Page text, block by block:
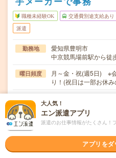
職種未経験OK 交通費別途支給あり
派遣
勤務地
愛知県豊明市
中京競馬場前駅から徒
曜日頻度
月～金・祝(週5日) ※
り！(祝日は一部お休
時間
期間 2026年10月上旬～長
時給
大人気！
エン派遣アプリ
派遣のお仕事情報がたくさん！
アプリを